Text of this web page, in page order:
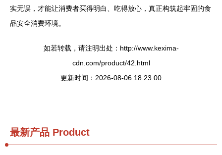
实无误，才能让消费者买得明白、吃得放心，真正构筑起牢固的食
品安全消费环境。
如若转载，请注明出处：http://www.kexima-
cdn.com/product/42.html
更新时间：2026-08-06 18:23:00
最新产品 Product